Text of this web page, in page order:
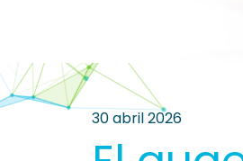
30 abril 2026